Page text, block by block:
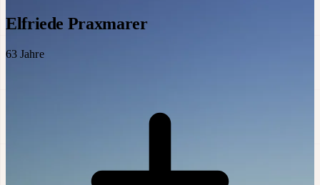
Elfriede Praxmarer
63 Jahre